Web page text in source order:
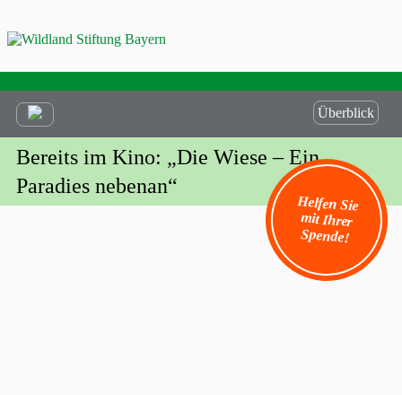
Helfen Sie
mit Ihrer
Spende!
Überblick
Bereits im Kino: „Die Wiese – Ein
Paradies nebenan“